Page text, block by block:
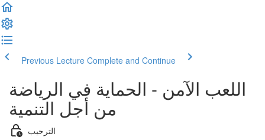
Previous Lecture Complete and Continue
اللعب الآمن - الحماية في الرياضة
من أجل التنمية
الترحيب